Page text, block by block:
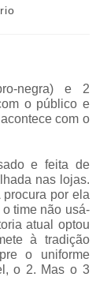
negra) e 2
o público e
com o
e feita de
nas lojas.
por ela
time não usá-
atual optou
à tradição
o uniforme
o 2. Mas o 3